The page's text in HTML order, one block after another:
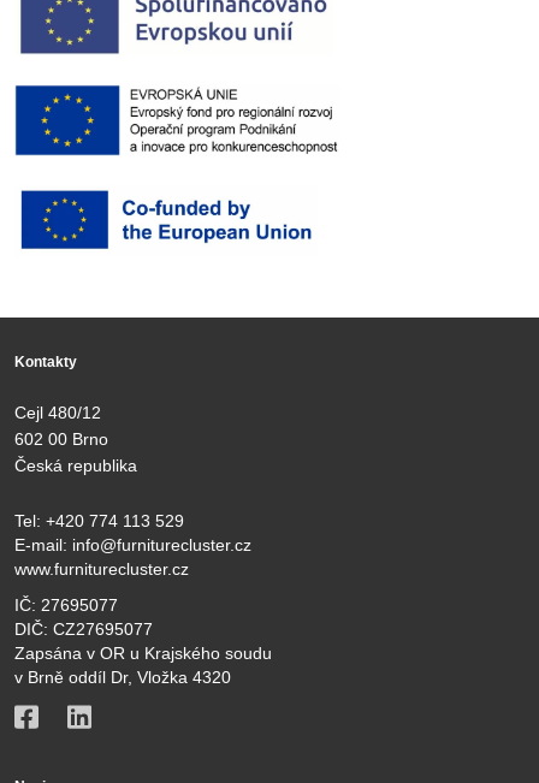
Kontakty
Cejl 480/12
602 00 Brno
Česká republika
Tel: +420 774 113 529
E-mail: info@furniturecluster.cz
www.furniturecluster.cz
IČ: 27695077
DIČ: CZ27695077
Zapsána v OR u Krajského soudu
v Brně oddíl Dr, Vložka 4320